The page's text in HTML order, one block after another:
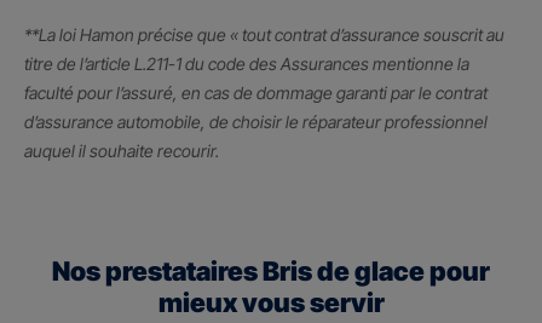
**La loi Hamon précise que « tout contrat d’assurance souscrit au
titre de l’article L.211-1 du code des Assurances mentionne la
faculté pour l’assuré, en cas de dommage garanti par le contrat
d’assurance automobile, de choisir le réparateur professionnel
auquel il souhaite recourir.
Nos prestataires Bris de glace pour
mieux vous servir